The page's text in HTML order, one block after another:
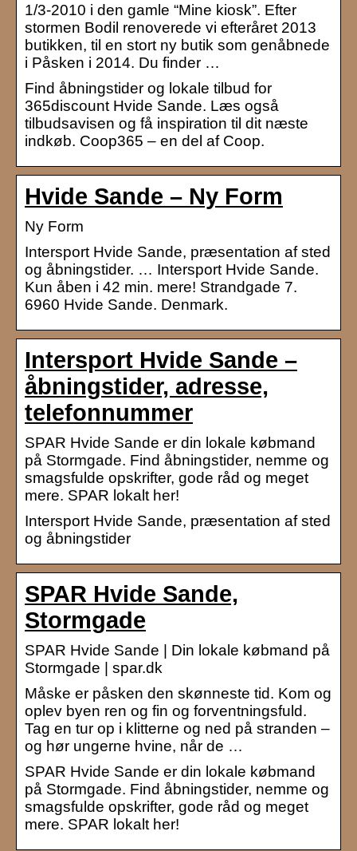
1/3-2010 i den gamle “Mine kiosk”. Efter
stormen Bodil renoverede vi efteråret 2013
butikken, til en stort ny butik som genåbnede
i Påsken i 2014. Du finder …
Find åbningstider og lokale tilbud for
365discount Hvide Sande. Læs også
tilbudsavisen og få inspiration til dit næste
indkøb. Coop365 – en del af Coop.
Hvide Sande – Ny Form
Ny Form
Intersport Hvide Sande, præsentation af sted
og åbningstider. … Intersport Hvide Sande.
Kun åben i 42 min. mere! Strandgade 7.
6960 Hvide Sande. Denmark.
Intersport Hvide Sande –
åbningstider, adresse,
telefonnummer
SPAR Hvide Sande er din lokale købmand
på Stormgade. Find åbningstider, nemme og
smagsfulde opskrifter, gode råd og meget
mere. SPAR lokalt her!
Intersport Hvide Sande, præsentation af sted
og åbningstider
SPAR Hvide Sande,
Stormgade
SPAR Hvide Sande | Din lokale købmand på
Stormgade | spar.dk
Måske er påsken den skønneste tid. Kom og
oplev byen ren og fin og forventningsfuld.
Tag en tur op i klitterne og ned på stranden –
og hør ungerne hvine, når de …
SPAR Hvide Sande er din lokale købmand
på Stormgade. Find åbningstider, nemme og
smagsfulde opskrifter, gode råd og meget
mere. SPAR lokalt her!